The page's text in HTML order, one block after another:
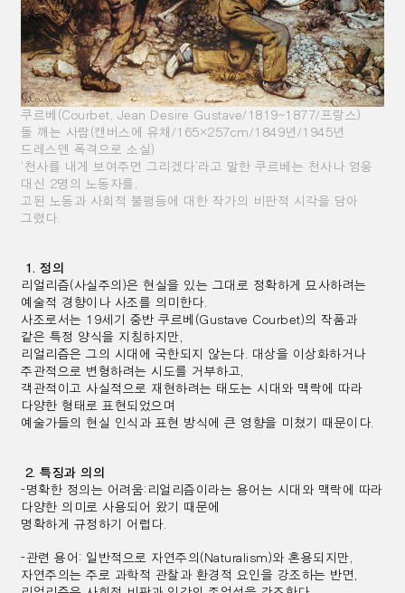
쿠르베(Courbet, Jean Desire Gustave/1819~1877/프랑스)
돌 깨는 사람(캔버스에 유채/165×257cm/1849년/1945년
드레스덴 폭격으로 소실)
‘천사를 내게 보여주면 그리겠다’라고 말한 쿠르베는 천사나 영웅
대신 2명의 노동자를,
고된 노동과 사회적 불평등에 대한 작가의 비판적 시각을 담아
그렸다.
1. 정의
리얼리즘(사실주의)은 현실을 있는 그대로 정확하게 묘사하려는
예술적 경향이나 사조를 의미한다.
사조로서는 19세기 중반 쿠르베(Gustave Courbet)의 작품과
같은 특정 양식을 지칭하지만,
리얼리즘은 그의 시대에 국한되지 않는다. 대상을 이상화하거나
주관적으로 변형하려는 시도를 거부하고,
객관적이고 사실적으로 재현하려는 태도는 시대와 맥락에 따라
다양한 형태로 표현되었으며
예술가들의 현실 인식과 표현 방식에 큰 영향을 미쳤기 때문이다.
2. 특징과 의의
-명확한 정의는 어려움:리얼리즘이라는 용어는 시대와 맥락에 따라
다양한 의미로 사용되어 왔기 때문에
명확하게 규정하기 어렵다.
-관련 용어: 일반적으로 자연주의(Naturalism)와 혼용되지만,
자연주의는 주로 과학적 관찰과 환경적 요인을 강조하는 반면,